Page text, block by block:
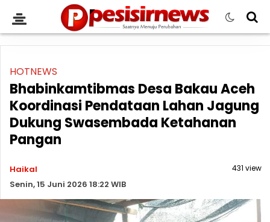
HOTNEWS
Bhabinkamtibmas Desa Bakau Aceh
Koordinasi Pendataan Lahan Jagung
Dukung Swasembada Ketahanan
Pangan
Haikal
Senin, 15 Juni 2026 18:22 WIB
431 view